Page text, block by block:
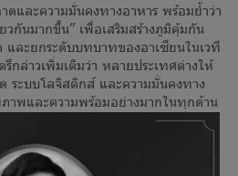
ดและความมั่นคงทางอาหาร พร้อมย้ำว่า
วกันมากขึ้น” เพื่อเสริมสร้างภูมิคุ้มกัน
และยกระดับบทบาทของอาเซียนในเวที
กล่าวเพิ่มเติมว่า หลายประเทศต่างให้
ระบบโลจิสติกส์ และความมั่นคงทาง
าพและความพร้อมอย่างมากในทุกด้าน
ย์กลางของอาเซียนในการขับเคลื่อน
างความมั่นคงและความแข็งแกร่งทาง
รัฐมนตรีกล่าวว่า ประเทศไทยจึงมี